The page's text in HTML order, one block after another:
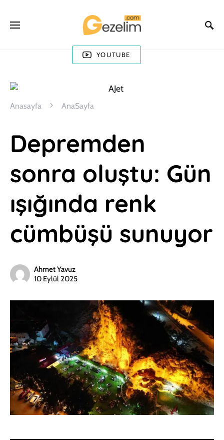
YOUTUBE
Anasayfa AnaSayfa
Depremden
sonra oluştu: Gün
ışığında renk
cümbüşü sunuyor
Ahmet Yavuz
10 Eylül 2025